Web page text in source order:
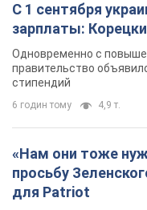
С 1 сентября
зарплаты:
Одновременно с
правительство
стипендий
6 годин тому 4,9 т.
«Нам они тоже
просьбу
для Patriot